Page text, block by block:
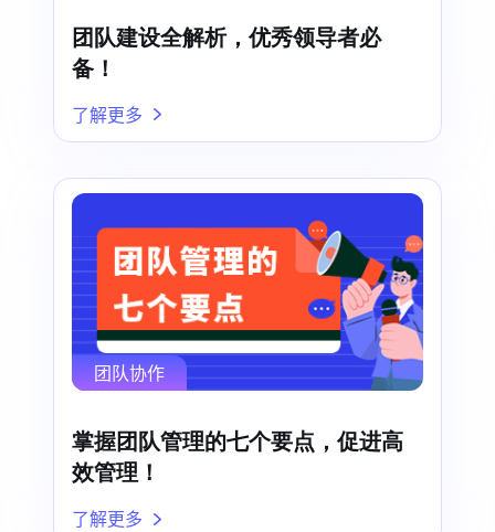
团队建设全解析，优秀领导者必
备！
了解更多
团队协作
掌握团队管理的七个要点，促进高
效管理！
了解更多